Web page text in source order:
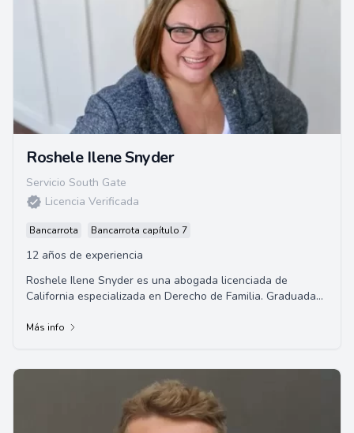
Roshele Ilene Snyder
Servicio South Gate
Licencia Verificada
Bancarrota Bancarrota capítulo 7
12 años de experiencia
Roshele Ilene Snyder es una abogada licenciada de
California especializada en Derecho de Familia. Graduada
Más info